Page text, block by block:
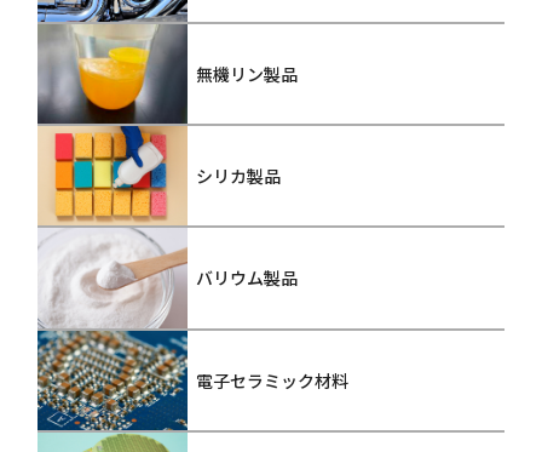
無機リン製品
シリカ製品
バリウム製品
電子セラミック材料